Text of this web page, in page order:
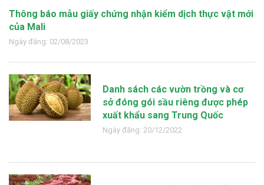
Thông báo mẫu giấy chứng nhận kiểm dịch thực vật mới
của Mali
Ngày đăng: 02/08/2023
Danh sách các vườn trồng và cơ
sở đóng gói sầu riêng được phép
xuất khẩu sang Trung Quốc
Ngày đăng: 20/12/2022